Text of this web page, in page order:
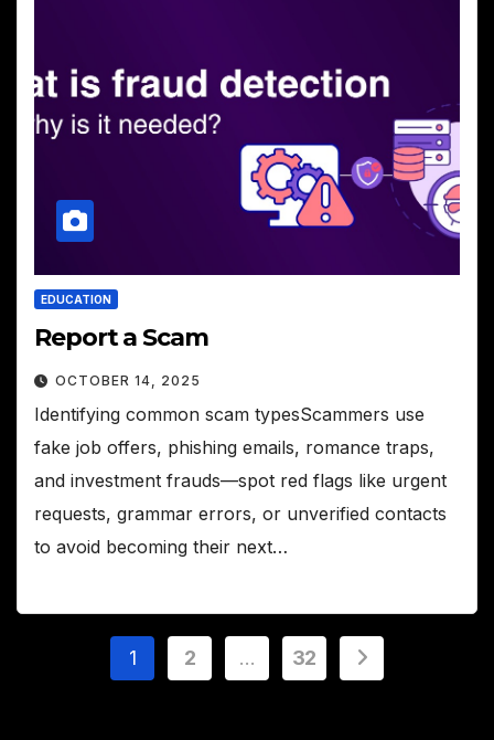
EDUCATION
Report a Scam
OCTOBER 14, 2025
Identifying common scam typesScammers use
fake job offers, phishing emails, romance traps,
and investment frauds—spot red flags like urgent
requests, grammar errors, or unverified contacts
to avoid becoming their next…
Posts
1 2 … 32